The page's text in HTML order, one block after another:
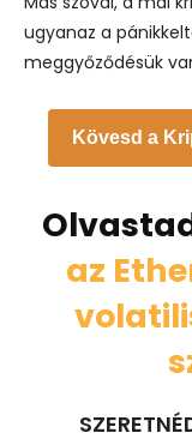
ugyanaz a
meggyőződésük
Kövesd a
az